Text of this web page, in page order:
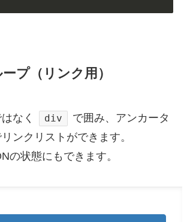
プ（リンク用）
なく div
で囲み、アンカータ
ンクリストができます。
の状態にもできます。